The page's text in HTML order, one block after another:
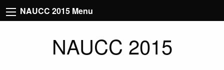
NAUCC 2015 Menu
NAUCC 2015